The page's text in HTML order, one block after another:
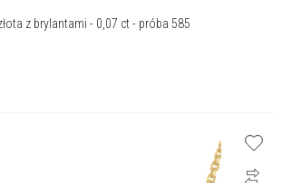
z brylantami - 0,07 ct - próba 585